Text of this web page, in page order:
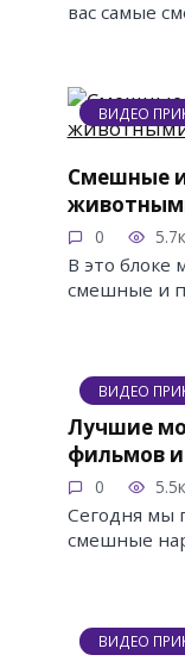
вас самые
ВИДЕО
Смешные
0
В это блоке
смешные и
ВИДЕО
Лучшие
фильмов
0
Сегодня мы
смешные
ВИДЕО